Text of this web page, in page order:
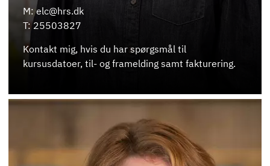
M: elc@hrs.dk
T: 25503827
Kontakt mig, hvis du har spørgsmål til
kursusdatoer, til- og framelding samt fakturering.